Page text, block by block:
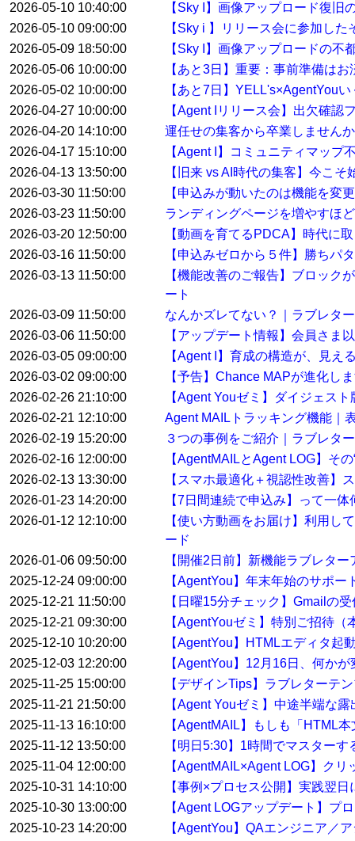
2026-05-10 10:40:00
【Sky I】画像アップロード復旧
2026-05-10 09:00:00
【Sky i 】リリース会に参加し
2026-05-09 18:50:00
【Sky I】画像アップロードの不
2026-05-06 10:00:00
【あと3日】重要：事前準備は
2026-05-02 10:00:00
【あと7日】YELL's×AgentYou
2026-04-27 10:00:00
【Agent Iリリース会】出欠確認
2026-04-20 14:10:00
運任せの集客から卒業しません
2026-04-17 15:10:00
【Agent I】コミュニティマップ
2026-04-13 13:50:00
【旧来 vs AI時代の集客】今こ
2026-03-30 11:50:00
【申込みが動いたのは機能を変
2026-03-23 11:50:00
ランディングページを増やすほ
2026-03-20 12:50:00
【動画を育てるPDCA】時代に
2026-03-16 11:50:00
【申込みゼロから５件】勝ちパ
2026-03-13 11:50:00
【機能改善のご報告】ブロック
ート
2026-03-09 11:50:00
なんかズレてない？｜ラブレタ
2026-03-06 11:50:00
【アップデート情報】会員さま
2026-03-05 09:00:00
【Agent I】育成の構造が、見え
2026-03-02 09:00:00
【予告】Chance MAPが進化し
2026-02-26 21:10:00
【Agent Youゼミ】ダイジェス
2026-02-21 12:10:00
Agent MAILトラッキング機能｜
2026-02-19 15:20:00
３つの事例をご紹介｜ラブレタ
2026-02-16 12:00:00
【AgentMAILとAgent LOG】そ
2026-02-13 13:30:00
【スマホ最適化＋視認性改善】
2026-01-23 14:20:00
【7日間連続で申込み】って一
2026-01-12 12:10:00
【使い方動画をお届け】利用し
ード
2026-01-06 09:50:00
【開催2日前】新機能ラブレタ
2025-12-24 09:00:00
【AgentYou】年末年始のサポー
2025-12-21 11:50:00
【日曜15分チェック】Gmailの
2025-12-21 09:30:00
【AgentYouゼミ】特別ご招待
2025-12-10 10:20:00
【AgentYou】HTMLエディタ起
2025-12-03 12:20:00
【AgentYou】12月16日、何か
2025-11-25 15:00:00
【デザインTips】ラブレターテ
2025-11-21 21:50:00
【Agent Youゼミ】中途半端な
2025-11-13 16:10:00
【AgentMAIL】もしも「HTML
2025-11-12 13:50:00
【明日5:30】1時間でマスター
2025-11-04 12:00:00
【AgentMAIL×Agent LOG】ク
2025-10-31 14:10:00
【事例×プロセス公開】実践翌
2025-10-30 13:00:00
【Agent LOGアップデート】プ
2025-10-23 14:20:00
【AgentYou】QAエンジニア／